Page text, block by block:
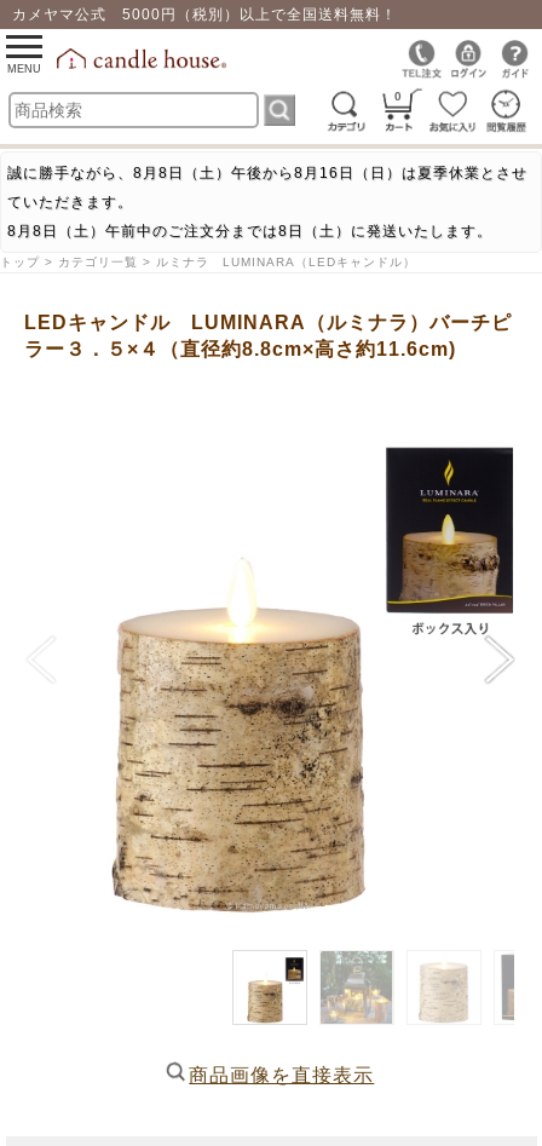
カメヤマ公式 5000円（税別）以上で全国送料無料！
0
toggle
navigation
MENU
誠に勝手ながら、8月8日（土）午後から8月16日（日）は夏季休業とさせ
ていただきます。
8月8日（土）午前中のご注文分までは8日（土）に発送いたします。
トップ > カテゴリ一覧 > ルミナラ LUMINARA（LEDキャンドル）
LEDキャンドル LUMINARA（ルミナラ）バーチピ
ラー３．５×４（直径約8.8cm×高さ約11.6cm)
商品画像を直接表示